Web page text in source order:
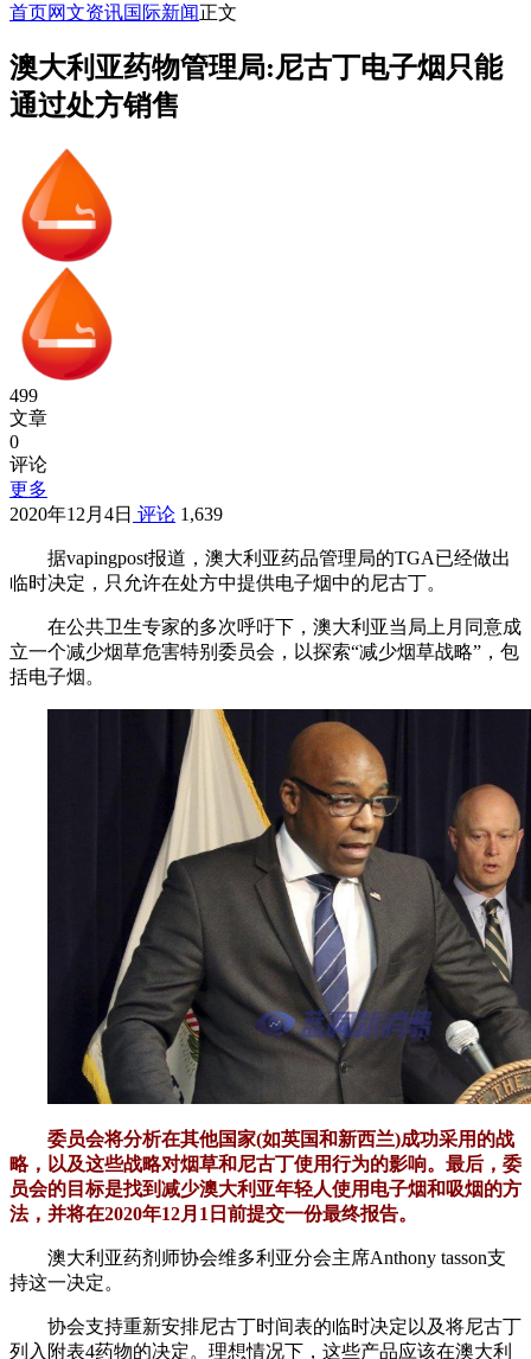
首页网文资讯国际新闻正文
澳大利亚药物管理局:尼古丁电子烟只能
通过处方销售
499
文章
0
评论
更多
2020年12月4日 评论 1,639
据vapingpost报道，澳大利亚药品管理局的TGA已经做出
临时决定，只允许在处方中提供电子烟中的尼古丁。
在公共卫生专家的多次呼吁下，澳大利亚当局上月同意成
立一个减少烟草危害特别委员会，以探索“减少烟草战略”，包
括电子烟。
委员会将分析在其他国家(如英国和新西兰)成功采用的战
略，以及这些战略对烟草和尼古丁使用行为的影响。最后，委
员会的目标是找到减少澳大利亚年轻人使用电子烟和吸烟的方
法，并将在2020年12月1日前提交一份最终报告。
澳大利亚药剂师协会维多利亚分会主席Anthony tasson支
持这一决定。
协会支持重新安排尼古丁时间表的临时决定以及将尼古丁
列入附表4药物的决定。理想情况下，这些产品应该在澳大利